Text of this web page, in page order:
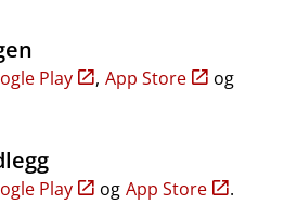
Play , App Store
og
Play og App Store .